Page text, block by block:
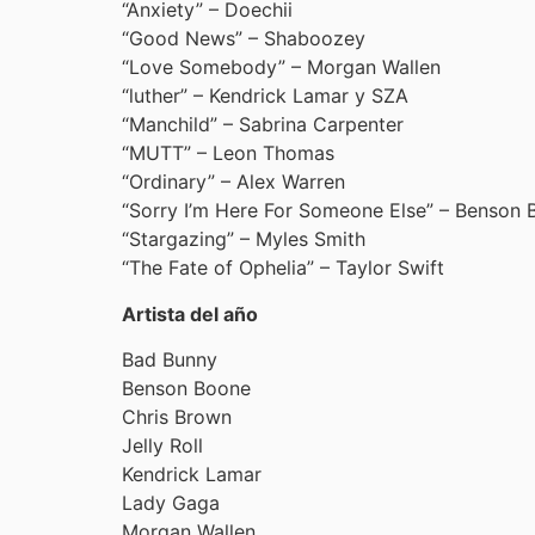
“Anxiety” – Doechii
“Good News” – Shaboozey
“Love Somebody” – Morgan Wallen
“luther” – Kendrick Lamar y SZA
“Manchild” – Sabrina Carpenter
“MUTT” – Leon Thomas
“Ordinary” – Alex Warren
“Sorry I’m Here For Someone Else” – Benson
“Stargazing” – Myles Smith
“The Fate of Ophelia” – Taylor Swift
Artista del año
Bad Bunny
Benson Boone
Chris Brown
Jelly Roll
Kendrick Lamar
Lady Gaga